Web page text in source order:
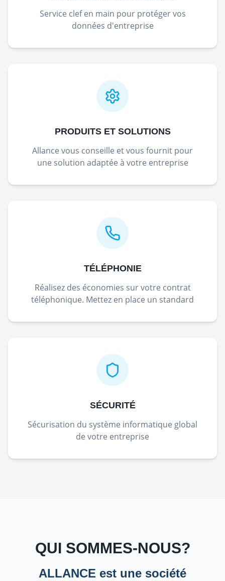
Service clef en main pour protéger vos
données d'entreprise
PRODUITS ET SOLUTIONS
Allance vous conseille et vous fournit pour
une solution adaptée à votre entreprise
TÉLÉPHONIE
Réalisez des économies sur votre contrat
téléphonique. Mettez en place un standard
SÉCURITÉ
Sécurisation du système informatique global
de votre entreprise
QUI SOMMES-NOUS?
ALLANCE est une société